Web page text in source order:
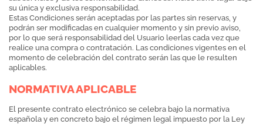
su única y exclusiva responsabilidad.
Estas Condiciones serán aceptadas por las partes sin reservas, y
podrán ser modificadas en cualquier momento y sin previo aviso,
por lo que será responsabilidad del Usuario leerlas cada vez que
realice una compra o contratación. Las condiciones vigentes en el
momento de celebración del contrato serán las que le resulten
aplicables.
NORMATIVA APLICABLE
El presente contrato electrónico se celebra bajo la normativa
española y en concreto bajo el régimen legal impuesto por la Ley